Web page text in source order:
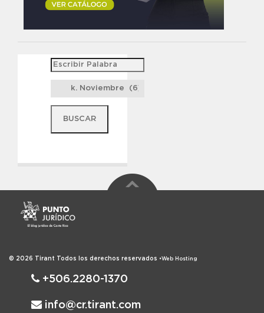
© 2026 Tirant Todos los derechos reservados •Web Hosting
+506.2280-1370
info@cr.tirant.com